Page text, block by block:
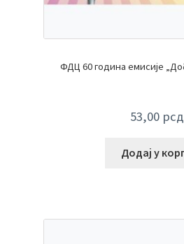
ФДЦ 60 година емисије
53,00 рсд
Додај у